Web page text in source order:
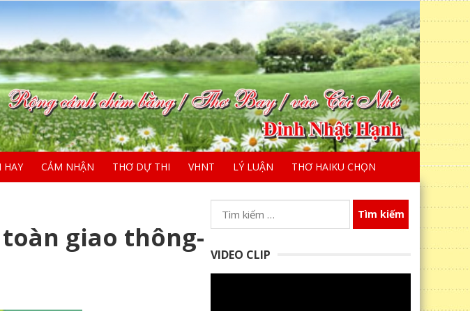
HAY CẢM NHẬN THƠ DỰ THI VHNT LÝ LUẬN THƠ HAIKU CHỌN
giao thông-
Tìm
kiếm
VIDEO CLIP